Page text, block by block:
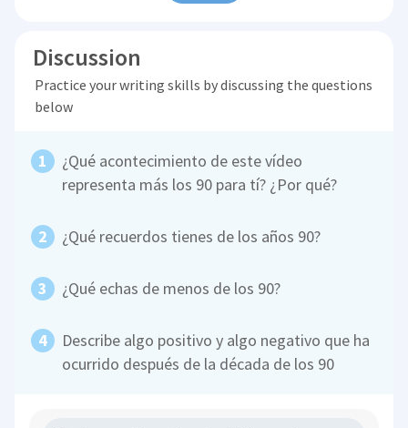
Discussion
Practice your writing skills by discussing the questions
below
¿Qué acontecimiento de este vídeo
representa más los 90 para tí? ¿Por qué?
¿Qué recuerdos tienes de los años 90?
¿Qué echas de menos de los 90?
Describe algo positivo y algo negativo que ha
ocurrido después de la década de los 90